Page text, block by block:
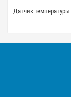
температуры